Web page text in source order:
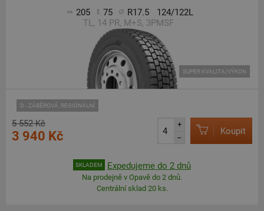
205 75 R17.5
124/122L
TL, 14 PR, M+S, 3PMSF
D - ZÁBĚROVÁ, REGIONÁLNÍ
SUPER KVALITA/VÝKON
5 552 Kč
3 940 Kč
+
–
Koupit
SKLADEM Expedujeme do 2 dnů
Na prodejně v Opavě do 2 dnů.
Centrální sklad 20 ks.